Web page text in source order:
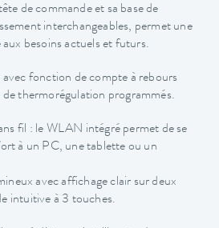
de commande et sa base de
interchangeables, permet une
besoins actuels et futurs.
fonction de compte à rebours
de thermorégulation programmés.
fil : le WLAN intégré permet de se
à un PC, une tablette ou un
avec affichage clair sur deux
intuitive à 3 touches.